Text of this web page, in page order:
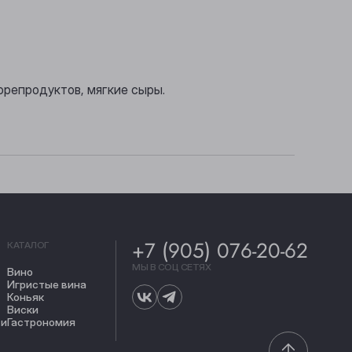
мягкие сыры.
КАТАЛОГ
Вино
Игристые вина
Коньяк
Виски
Гастрономия
+7 (905) 076-20-62
МЫ В СОЦ СЕТЯХ